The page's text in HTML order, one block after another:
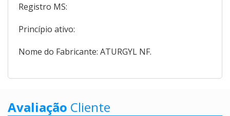
Registro MS:
Princípio ativo:
Nome do Fabricante: ATURGYL NF.
Avaliação Cliente